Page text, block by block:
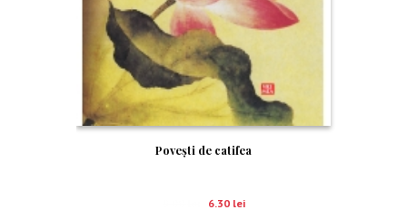
Povești de catifea
6.30 lei